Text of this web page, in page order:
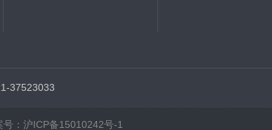
37523033
号：沪ICP备15010242号-1